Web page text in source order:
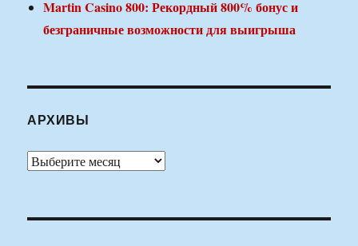
Martin Casino 800: Рекордный 800% бонус и
безграничные возможности для выигрыша
АРХИВЫ
Архивы